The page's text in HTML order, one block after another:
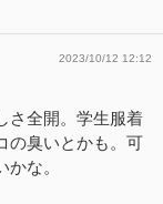
2023/10/12 12:12
さ全開。学生服着
の臭いとかも。可
な。